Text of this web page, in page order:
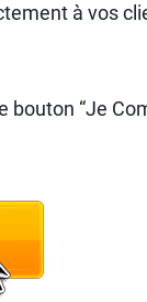
à vos
bouton “Je